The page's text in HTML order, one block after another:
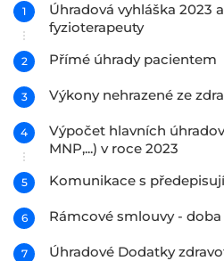
Úhradová vyhláška 2023
fyzioterapeuty
Přímé úhrady pacientem
Výkony nehrazené ze
Výpočet hlavních
MNP,...) v roce 2023
Komunikace s
Rámcové smlouvy -
Úhradové Dodatky